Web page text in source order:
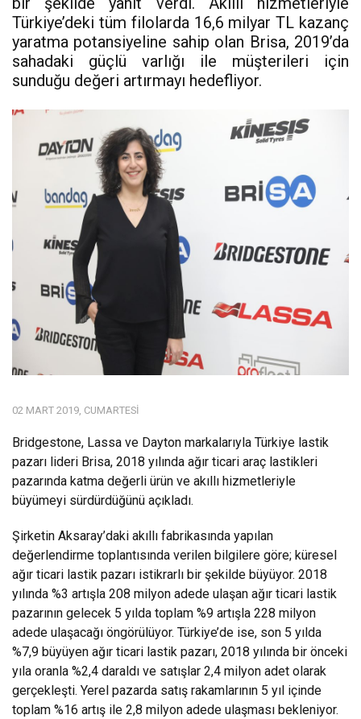
Türkiye’deki tüm filolarda 16,6 milyar TL kazanç
yaratma potansiyeline sahip olan Brisa, 2019’da
sahadaki güçlü varlığı ile müşterileri için
sunduğu değeri artırmayı hedefliyor.
02 MART 2019, CUMARTESI
Bridgestone, Lassa ve Dayton markalarıyla Türkiye lastik
pazarı lideri Brisa, 2018 yılında ağır ticari araç lastikleri
pazarında katma değerli ürün ve akıllı hizmetleriyle
büyümeyi sürdürdüğünü açıkladı.
Şirketin Aksaray’daki akıllı fabrikasında yapılan
değerlendirme toplantısında verilen bilgilere göre; küresel
ağır ticari lastik pazarı istikrarlı bir şekilde büyüyor. 2018
yılında %3 artışla 208 milyon adede ulaşan ağır ticari lastik
pazarının gelecek 5 yılda toplam %9 artışla 228 milyon
adede ulaşacağı öngörülüyor. Türkiye’de ise, son 5 yılda
%7,9 büyüyen ağır ticari lastik pazarı, 2018 yılında bir önceki
yıla oranla %2,4 daraldı ve satışlar 2,4 milyon adet olarak
gerçekleşti. Yerel pazarda satış rakamlarının 5 yıl içinde
toplam %16 artış ile 2,8 milyon adede ulaşması bekleniyor.